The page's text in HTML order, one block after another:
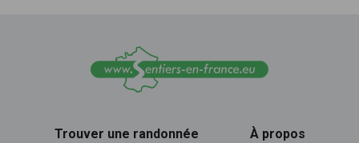
Trouver une randonnée À propos